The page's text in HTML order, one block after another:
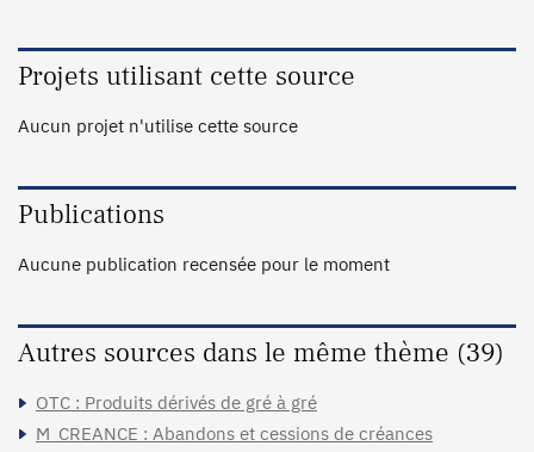
Projets utilisant cette source
Aucun projet n'utilise cette source
Publications
Aucune publication recensée pour le moment
Autres sources dans le même thème (39)
OTC : Produits dérivés de gré à gré
M_CREANCE : Abandons et cessions de créances